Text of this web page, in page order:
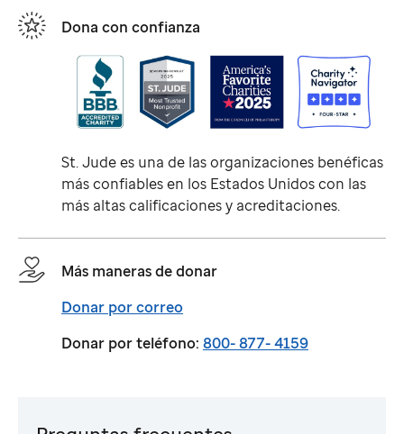
Dona con confianza
St. Judees una de las organizaciones benéficas
más confiables en los Estados Unidos con las
más altas calificaciones y acreditaciones.
Más maneras de donar
Donar por correo
Donar por teléfono: 800- 877- 4159